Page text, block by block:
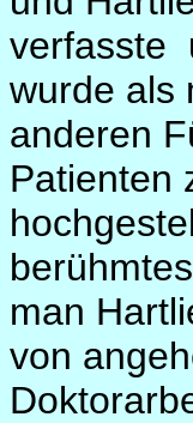
verfasste
wurde als
anderen
Patienten
man
von